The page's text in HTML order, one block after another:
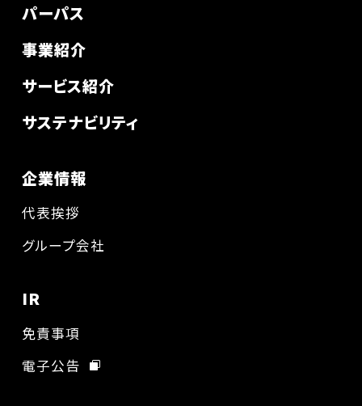
パーパス
事業紹介
サービス紹介
サステナビリティ
企業情報
代表挨拶
グループ会社
IR
免責事項
電子公告